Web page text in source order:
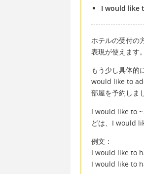
I would like
ホテルの受付の
表現が使えます
もう少し具体
would like to
部屋を予約しま
I would like to
どは、I would
例文：
I would like to
I would like to